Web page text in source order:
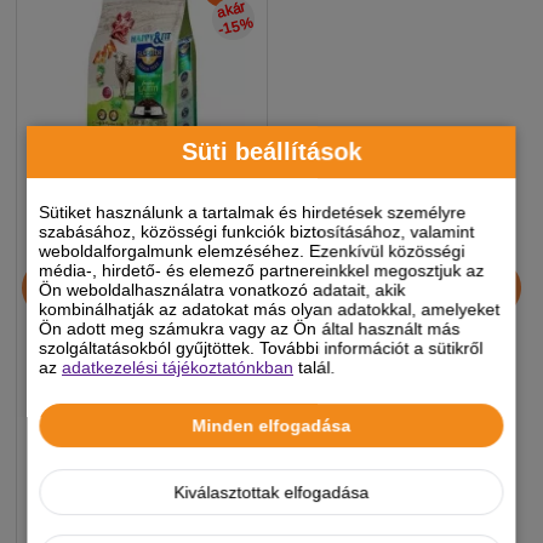
Süti beállítások
Sütiket használunk a tartalmak és hirdetések személyre
szabásához, közösségi funkciók biztosításához, valamint
weboldalforgalmunk elemzéséhez. Ezenkívül közösségi
média-, hirdető- és elemező partnereinkkel megosztjuk az
Ön weboldalhasználatra vonatkozó adatait, akik
kombinálhatják az adatokat más olyan adatokkal, amelyeket
Ön adott meg számukra vagy az Ön által használt más
szolgáltatásokból gyűjtöttek. További információt a sütikről
azadatkezelési tájékoztatónkban talál.
Minden elfogadása
Kiválasztottak elfogadása
akár
-15
%
-Happy&Fit Superior Adult
Hipoallergén,
Gabonamentes Bárány
édesburgonyával 10kg
20 390Ft
23 990 Ft
Készleten, várható szállítás 1-3